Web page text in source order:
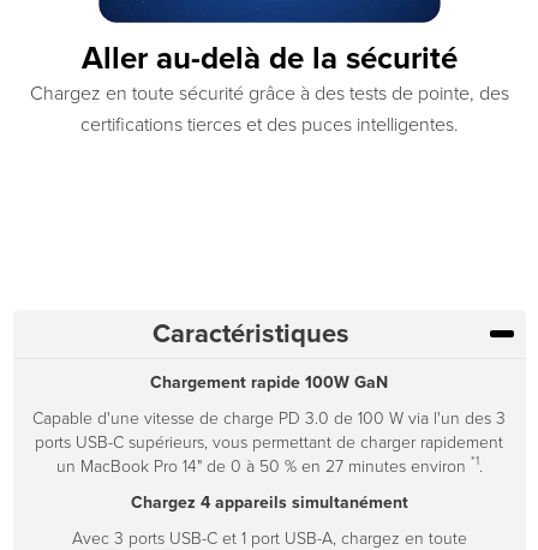
Aller au-delà de la sécurité
Chargez en toute sécurité grâce à des tests de pointe, des
certifications tierces et des puces intelligentes.
Caractéristiques
Chargement rapide 100W GaN
Capable d'une vitesse de charge PD 3.0 de 100 W via l'un des 3
ports USB-C supérieurs, vous permettant de charger rapidement
un MacBook Pro 14" de 0 à 50 % en 27 minutes environ *1.
Chargez 4 appareils simultanément
Avec 3 ports USB-C et 1 port USB-A, chargez en toute